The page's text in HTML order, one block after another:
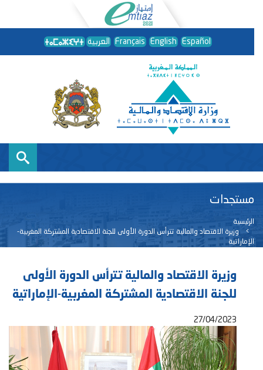
العربية Français English Español
مستجدات
الرئيسية
وزيرة الاقتصاد والمالية تترأس الدورة الأولى للجنة الاقتصادية المشتركة المغربية-
الإماراتية
وزيرة الاقتصاد والمالية تترأس الدورة الأولى
للجنة الاقتصادية المشتركة المغربية-الإماراتية
27/04/2023